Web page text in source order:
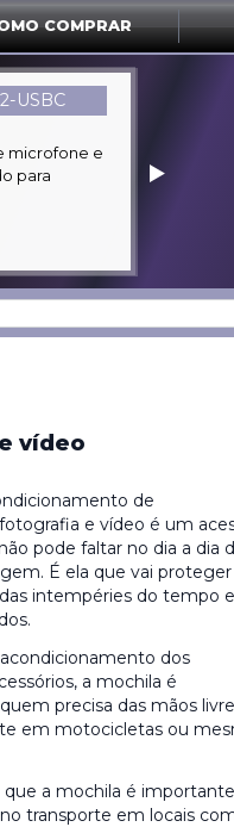
COMPRAR
XB600
arco
com
‣
vídeo
de
e vídeo é um
pode faltar no dia a dia
É ela que vai proteger
intempéries do tempo
dos
a mochila é
precisa das mãos
em motocicletas ou
a mochila é
transporte em locais